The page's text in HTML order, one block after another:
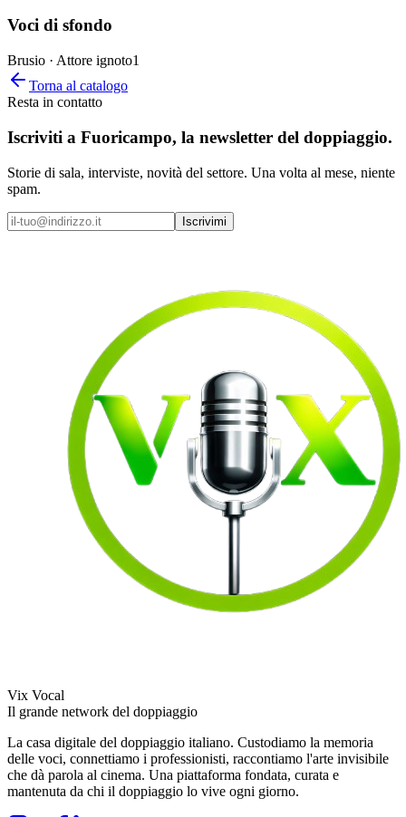
Voci di sfondo
Brusio · Attore ignoto1
Torna al catalogo
Resta in contatto
Iscriviti a Fuoricampo, la newsletter del doppiaggio.
Storie di sala, interviste, novità del settore. Una volta al mese, niente
spam.
Iscrivimi
Vix Vocal
Il grande network del doppiaggio
La casa digitale del doppiaggio italiano. Custodiamo la memoria
delle voci, connettiamo i professionisti, raccontiamo l'arte invisibile
che dà parola al cinema. Una piattaforma fondata, curata e
mantenuta da chi il doppiaggio lo vive ogni giorno.